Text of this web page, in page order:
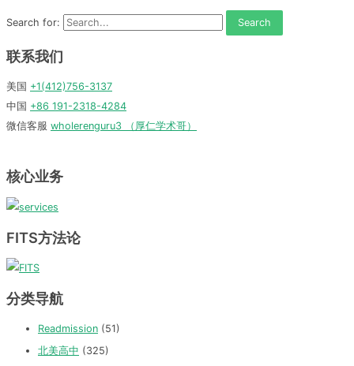
Search for:
联系我们
美国 +1(412)756-3137
中国 +86 191-2318-4284
微信客服 wholerenguru3 （厚仁学术哥）
核心业务
FITS方法论
分类导航
Readmission (51)
北美高中 (325)